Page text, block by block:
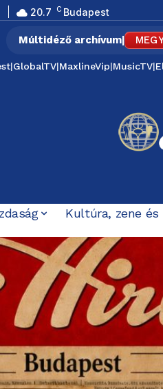
20.7 C Budapest
Múltidéző archívum|
|GlobalTV|MaxlineVip|MusicTV|
Kultúra, zene